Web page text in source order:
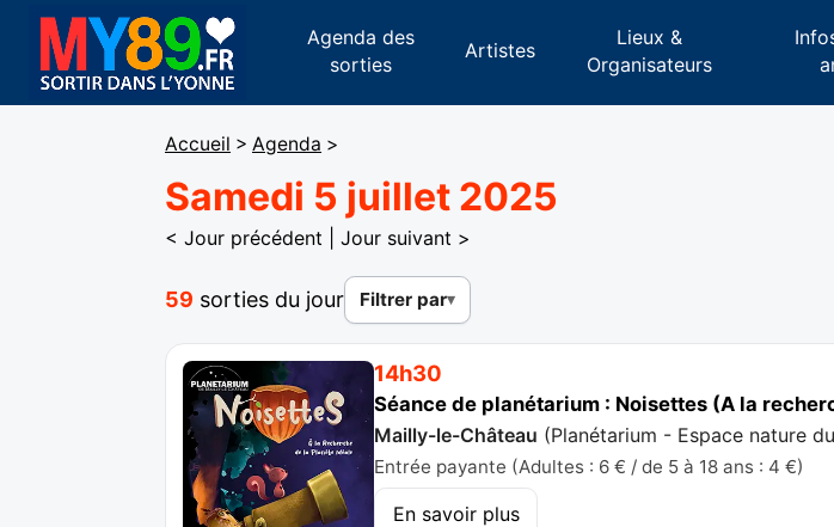
Agenda des
sorties
Artistes
Lieux &
Organisateurs
Accueil > Agenda >
Samedi 5 juillet 2025
< Jour précédent Jour suivant >
59 sorties du jour Filtrer par
14h30
Séance de planétarium : Noisettes (A la
Mailly-le-Château (Planétarium - Espace nature
Entrée payante (Adultes : 6 € / de 5 à 18 ans : 4 €)
En savoir plus